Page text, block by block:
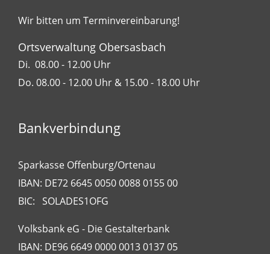
Wir bitten um Terminvereinbarung!
Ortsverwaltung Obersasbach
Di. 08.00 - 12.00 Uhr
Do. 08.00 - 12.00 Uhr & 15.00 - 18.00 Uhr
Bankverbindung
Sparkasse Offenburg/Ortenau
IBAN: DE72 6645 0050 0088 0155 00
BIC: SOLADES1OFG
Volksbank eG - Die Gestalterbank
IBAN: DE96 6649 0000 0013 0137 05